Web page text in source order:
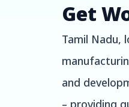
Get
Tamil Nadu,
and
– providing